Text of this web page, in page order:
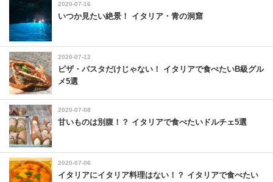
2020-07-16
いつか見たい絶景！ イタリア・青の洞窟
2020-07-12
ピザ・パスタだけじゃない！ イタリアで食べたいB級グル
メ5選
2020-07-08
甘いものは別腹！？ イタリアで食べたいドルチェ5選
2020-07-06
イタリアにイタリア料理はない！？ イタリアで食べたい